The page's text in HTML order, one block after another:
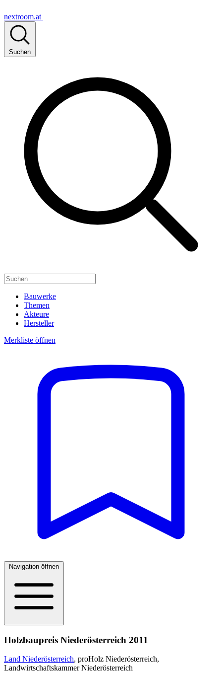
nextroom.at
Suchen
Bauwerke
Themen
Akteure
Hersteller
Merkliste öffnen
Navigation öffnen
Holzbaupreis Niederösterreich 2011
Land Niederösterreich, proHolz Niederösterreich,
Landwirtschaftskammer Niederösterreich